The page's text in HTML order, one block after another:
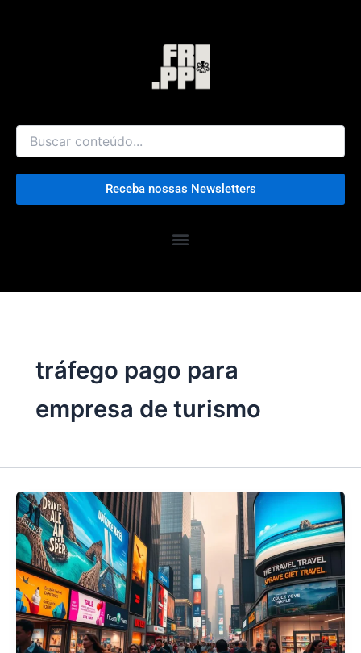
Receba nossas Newsletters
tráfego pago para
empresa de turismo